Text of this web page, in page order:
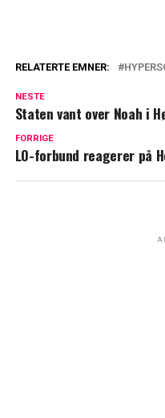
RELATERTE EMNER:
NESTE
Staten vant over Noah i
FORRIGE
LO-forbund reagerer på